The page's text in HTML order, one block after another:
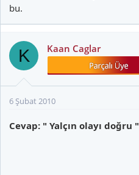
bu.
K Kaan Caglar
6 Şubat 2010
Cevap: " Yalçın olayı doğru "